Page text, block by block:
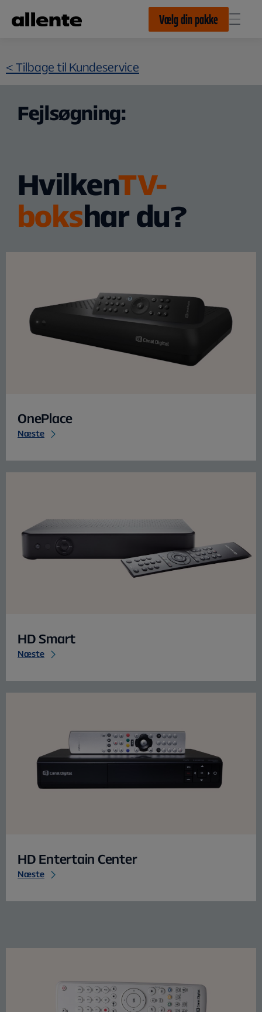
Vælg din pakke
< Tilbage til Kundeservice
Fejlsøgning:
HvilkenTV-
bokshar du?
OnePlace
Næste
HD Smart
Næste
HD Entertain Center
Næste